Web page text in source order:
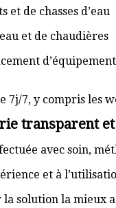
et de chasses d’eau
et de chaudières
7j/7, y compris les
transparent
avec soin,
et à
solution la mieux